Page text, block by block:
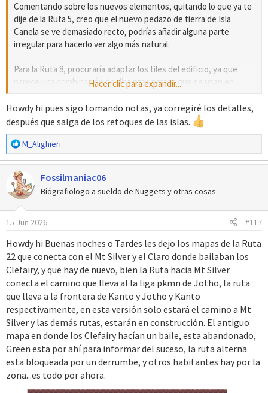
Comentando sobre los nuevos elementos, quitando lo que ya te
dije de la Ruta 5, creo que el nuevo pedazo de tierra de Isla
Canela se ve demasiado recto, podrías añadir alguna parte
irregular para hacerlo ver algo más natural.
Para la Ruta 8, procuraría adaptar los tiles del edificio, ya que
parece una combinación de distintas partes que se usan en
vacía y no tiene mucho sentido que haya una valla recta tan larga
sin los laterales curvos.
Por cierto, no está mal la carátula provisional, se ve ambiciosa.
Hacer clic para expandir...
Howdy hi pues sigo tomando notas, ya corregiré los detalles,
después que salga de los retoques de las islas.
R
e
a
c
c
i
o
n
s
:
M_Alighieri
Fossilmaniac06
Biógrafiologo a sueldo de Nuggets y otras cosas
15 Jun 2026 #117
Howdy hi Buenas noches o Tardes les dejo los mapas de la Ruta
22 que conecta con el Mt Silver y el Claro donde bailaban los
Clefairy, y que hay de nuevo, bien la Ruta hacia Mt Silver
conecta el camino que lleva al la liga pkmn de Jotho, la ruta
que lleva a la frontera de Kanto y Jotho y Kanto
respectivamente, en esta versión solo estará el camino a Mt
Silver y las demás rutas, estarán en construcción. El antiguo
mapa en donde los Clefairy hacían un baile, esta abandonado,
Green esta por ahí para informar del suceso, la ruta alterna
esta bloqueada por un derrumbe, y otros habitantes hay por la
zona...es todo por ahora.